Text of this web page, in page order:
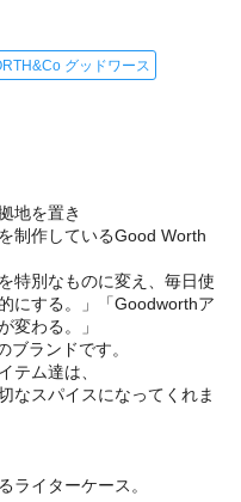
グッドワース
地を置き
制作しているGood Worth
特別なものに変え、毎日使
にする。」「Goodworthア
変わる。」
ランドです。
テム達は、
なスパイスになってくれま
ライターケース。